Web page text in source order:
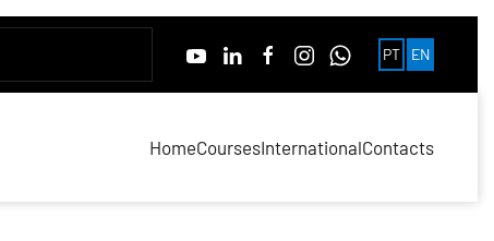
PT EN
HomeCoursesInternationalContacts